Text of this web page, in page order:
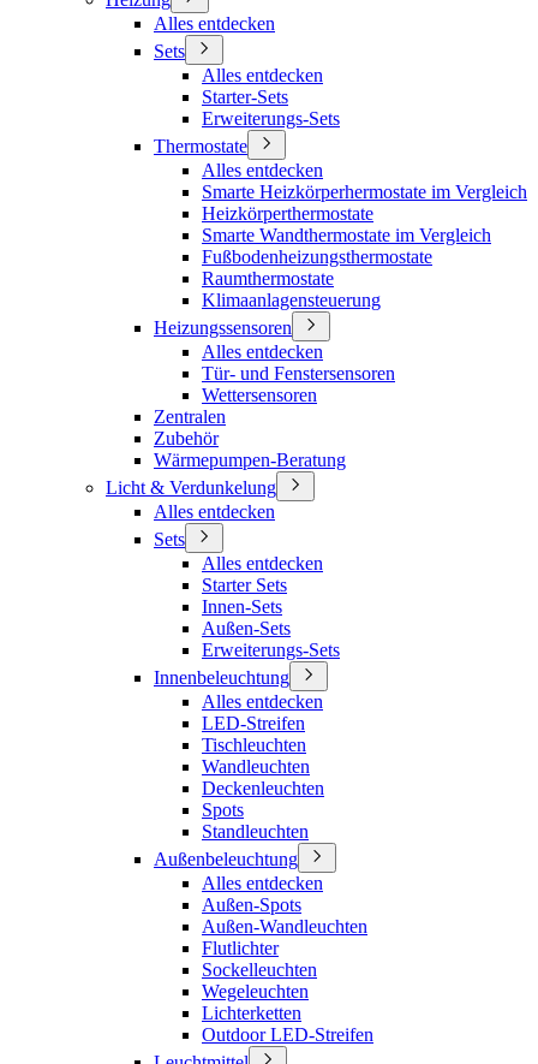
Alles entdecken
Sets
Alles entdecken
Starter-Sets
Erweiterungs-Sets
Thermostate
Alles entdecken
Smarte Heizkörperhermostate im Vergleich
Heizkörperthermostate
Smarte Wandthermostate im Vergleich
Fußbodenheizungsthermostate
Raumthermostate
Klimaanlagensteuerung
Heizungssensoren
Alles entdecken
Tür- und Fenstersensoren
Wettersensoren
Zentralen
Zubehör
Wärmepumpen-Beratung
Licht & Verdunkelung
Alles entdecken
Sets
Alles entdecken
Starter Sets
Innen-Sets
Außen-Sets
Erweiterungs-Sets
Innenbeleuchtung
Alles entdecken
LED-Streifen
Tischleuchten
Wandleuchten
Deckenleuchten
Spots
Standleuchten
Außenbeleuchtung
Alles entdecken
Außen-Spots
Außen-Wandleuchten
Flutlichter
Sockelleuchten
Wegeleuchten
Lichterketten
Outdoor LED-Streifen